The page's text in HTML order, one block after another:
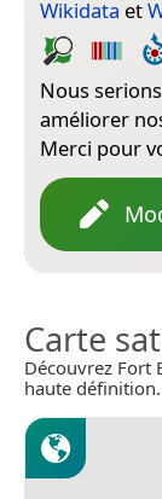
Wikidata et
Nous
améliorer
Merci pour
Carte
Découvrez Fort
haute définition.